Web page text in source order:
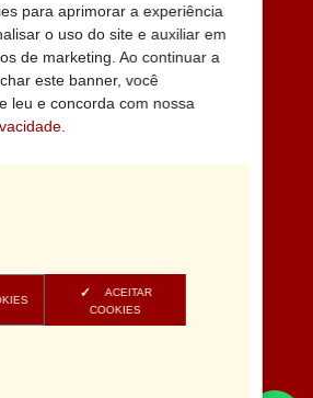
Gomes da Silva Prado, 34, Santa
324 - Ilhabela - SP
para aprimorar a experiência
o uso do site e auxiliar em
de marketing. Ao continuar a
este banner, você
leu e concorda com nossa
.
COOKIES